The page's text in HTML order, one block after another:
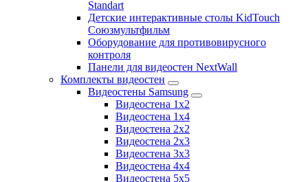
Standart
Детские интерактивные столы KidTouch
Союзмультфильм
Оборудование для противовирусного
контроля
Панели для видеостен NextWall
Комплекты видеостен
Видеостены Samsung
Видеостена 1x2
Видеостена 1x4
Видеостена 2x2
Видеостена 2х3
Видеостена 3x3
Видеостена 4x4
Видеостена 5x5